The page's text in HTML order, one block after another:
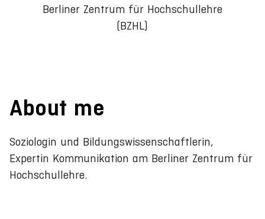
Berliner Zentrum für Hochschullehre
(BZHL)
About me
Soziologin und Bildungswissenschaftlerin,
Expertin Kommunikation am Berliner Zentrum für
Hochschullehre.